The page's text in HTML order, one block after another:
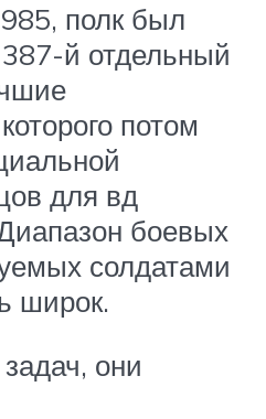
полк был
й отдельный
потом
для вд
боевых
солдатами
широк.
они